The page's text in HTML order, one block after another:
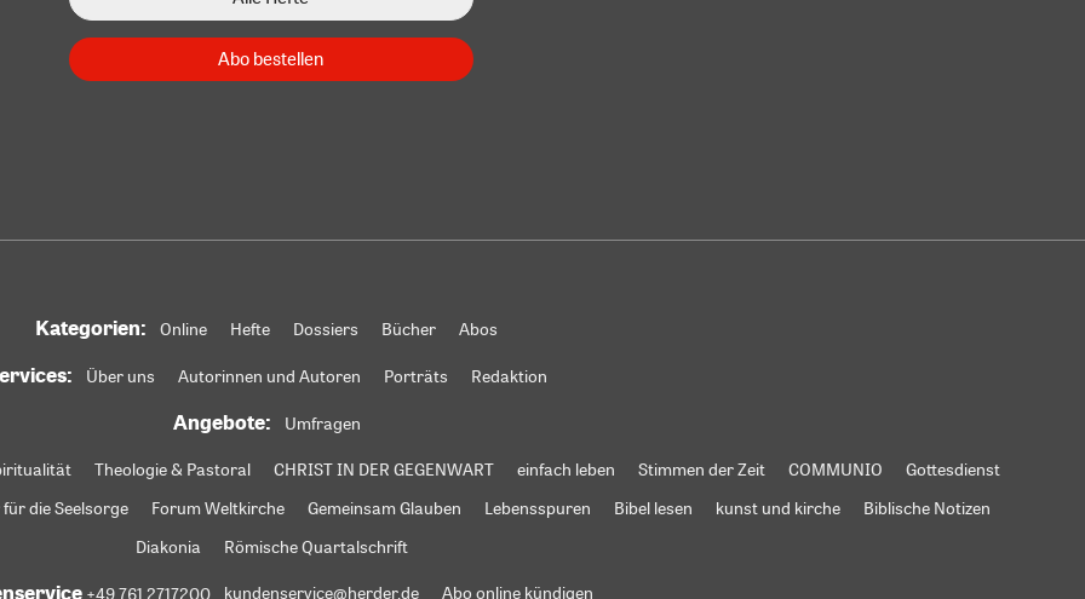
Abo bestellen
Kategorien: Online Hefte Dossiers Bücher Abos
Über uns Autorinnen und Autoren Porträts Redaktion
Angebote: Umfragen
Theologie & Pastoral CHRIST IN DER GEGENWART einfach leben Stimmen der Zeit COMMUNIO
Gottesdienst
die Seelsorge Forum Weltkirche Gemeinsam Glauben Lebensspuren Bibel lesen kunst und kirche
Biblische Notizen
Diakonia
Römische Quartalschrift
+49 761 2717200 kundenservice@herder.de Abo online kündigen